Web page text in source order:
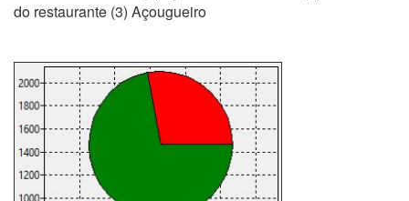
do restaurante (3) Açougueiro